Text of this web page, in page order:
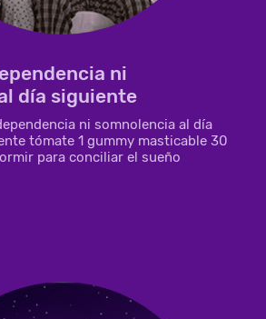
ni
día siguiente
ni somnolencia al día
tómate 1 gummy masticable 30
para conciliar el sueño